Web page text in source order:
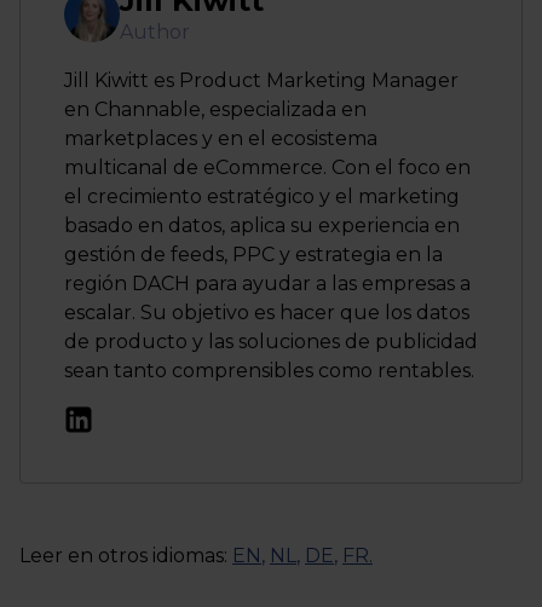
Author
Jill Kiwitt es Product Marketing Manager
en Channable, especializada en
marketplaces y en el ecosistema
multicanal de eCommerce. Con el foco en
el crecimiento estratégico y el marketing
basado en datos, aplica su experiencia en
gestión de feeds, PPC y estrategia en la
región DACH para ayudar a las empresas a
escalar. Su objetivo es hacer que los datos
de producto y las soluciones de publicidad
sean tanto comprensibles como rentables.
Leer en otros idiomas: EN, NL, DE, FR.